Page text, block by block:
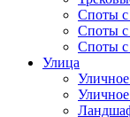
Споты
Споты
Споты с
Улица